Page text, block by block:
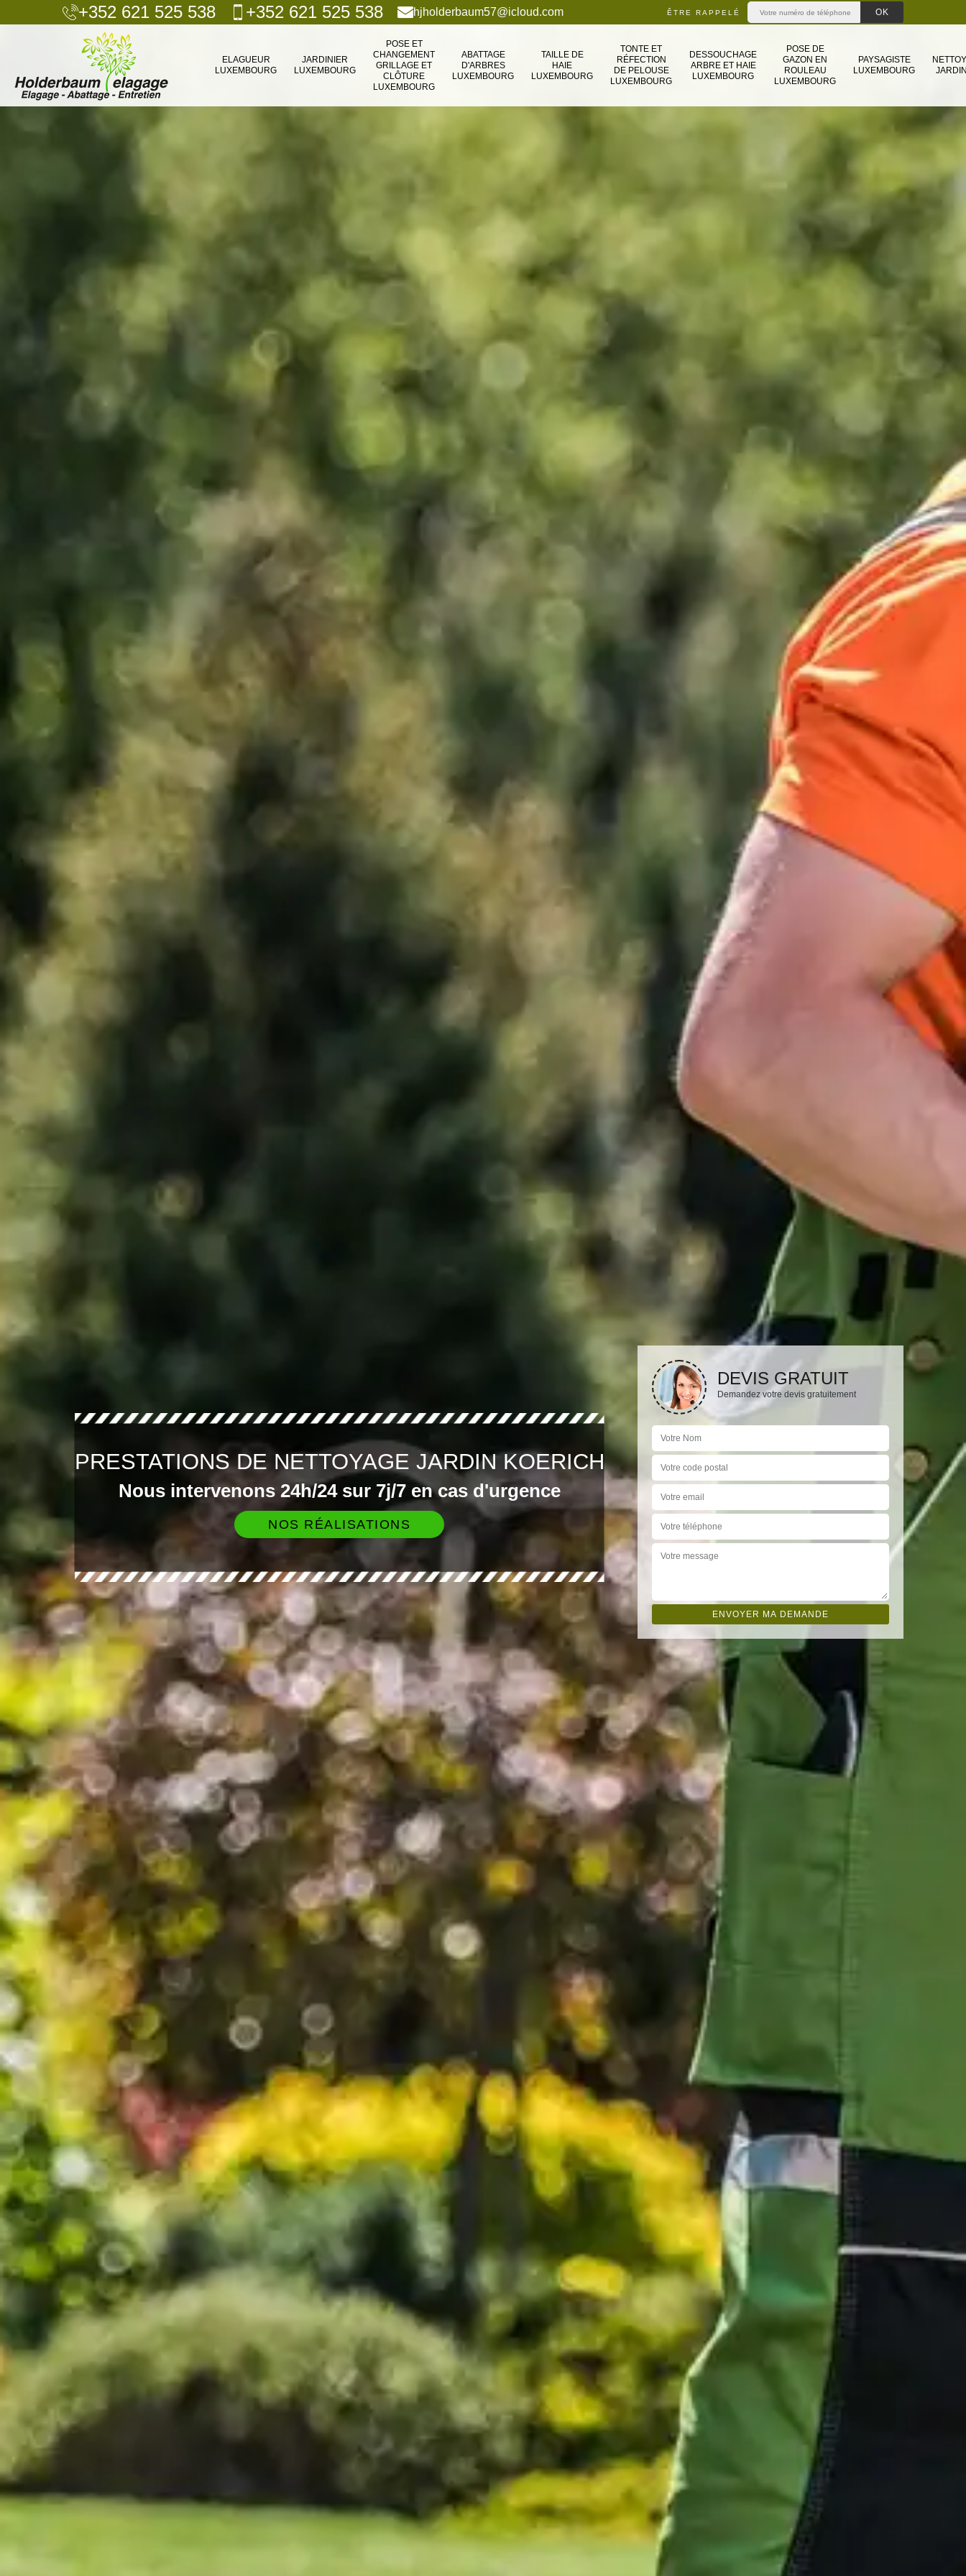
+352 621 525 538 +352 621 525 538 hjholderbaum57@icloud.com ÊTRE RAPPELÉ
ELAGUEUR
LUXEMBOURG
JARDINIER
LUXEMBOURG
POSE ET
CHANGEMENT
GRILLAGE ET
CLÔTURE
LUXEMBOURG
ABATTAGE
D'ARBRES
LUXEMBOURG
TAILLE DE
HAIE
LUXEMBOURG
TONTE ET
RÉFECTION
DE PELOUSE
LUXEMBOURG
DESSOUCHAGE
ARBRE ET HAIE
LUXEMBOURG
POSE DE
GAZON EN
ROULEAU
LUXEMBOURG
PAYSAGISTE
LUXEMBOURG
PRESTATIONS DE NETTOYAGE JARDIN KOERICH
Nous intervenons 24h/24 sur 7j/7 en cas d'urgence
NOS RÉALISATIONS
DEVIS GRATUIT
Demandez votre devis gratuitement